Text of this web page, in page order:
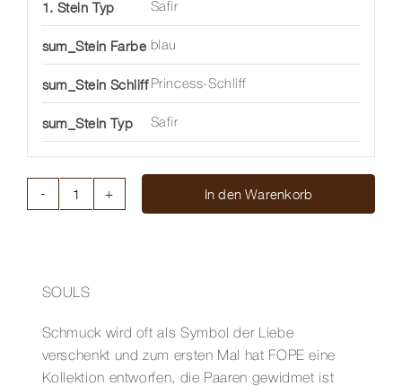
1. Stein Typ Safir
sum_Stein Farbe blau
sum_Stein Schliff Princess-Schliff
sum_Stein Typ Safir
SAFIR
In den Warenkorb
SOULS
Schmuck wird oft als Symbol der Liebe
verschenkt und zum ersten Mal hat FOPE eine
Kollektion entworfen, die Paaren gewidmet ist